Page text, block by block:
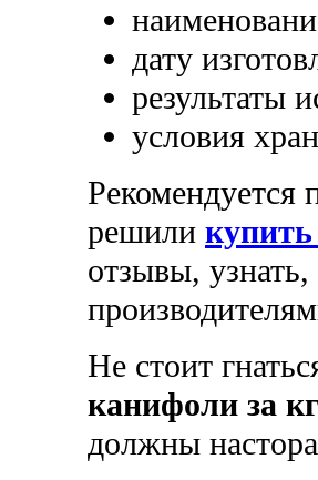
дату
результаты
условия
Рекомендуется
решили
отзывы,
Не стоит
канифоли за
должны